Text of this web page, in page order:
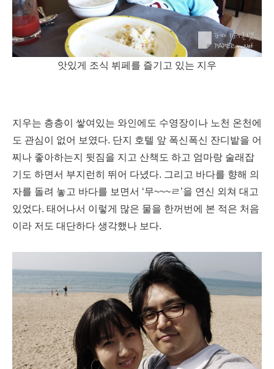
앗있게 조식 뷔페를 즐기고 있는 지우
지우는 층층이 쌓여있는 와인에도 수영장이나 노천 온천에
도 관심이 없어 보였다. 단지 호텔 앞 폭신폭신 잔디밭을 어
찌나 좋아하는지 뒷짐을 지고 산책도 하고 엄마랑 술래잡
기도 하면서 부지런히 뛰어 다녔다. 그리고 바다를 향해 의
자를 돌려 놓고 바다를 보면서 ‘무~~~ㄹ’을 연신 외쳐 대고
있었다. 태어나서 이렇게 많은 물을 한꺼번에 본 적은 처음
이라 저도 대단하다 생각했나 보다.